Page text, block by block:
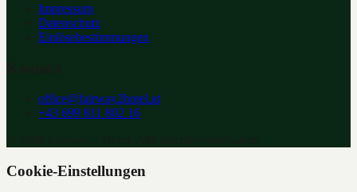
Impressum
Datenschutz
Einlösebestimmungen
office@fairway2hotel.at
+43 699 811 802 16
Cookie-Einstellungen